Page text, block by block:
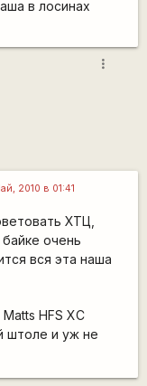
в лосинах
more_vert
2010 в 01:41
ХТЦ,
очень
вся эта наша
HFS XC
штоле и уж не